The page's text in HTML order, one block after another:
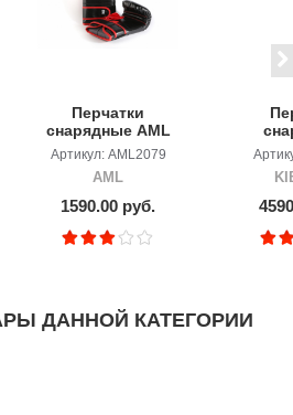
Перчатки
снарядные AML
Star
Артикул: AML2079
AML
1590.00 руб.
ДАННОЙ КАТЕГОРИИ